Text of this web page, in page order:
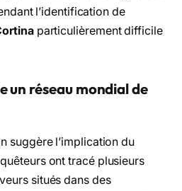
l’identification de
particulièrement difficile
un réseau mondial de
suggère l’implication du
ont tracé plusieurs
situés dans des